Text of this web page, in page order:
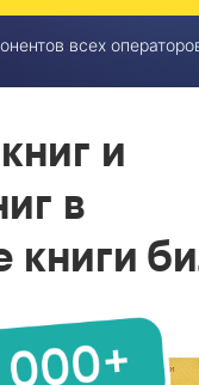
всех
и
в
книги